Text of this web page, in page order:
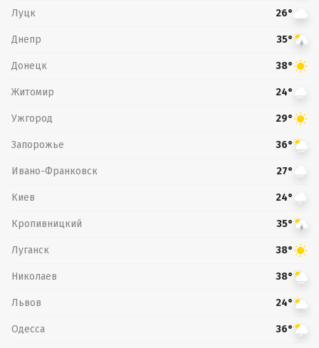
Луцк 26°
Днепр 35°
Донецк 38°
Житомир 24°
Ужгород 29°
Запорожье 36°
Ивано-Франковск 27°
Киев 24°
Кропивницкий 35°
Луганск 38°
Николаев 38°
Львов 24°
Одесса 36°